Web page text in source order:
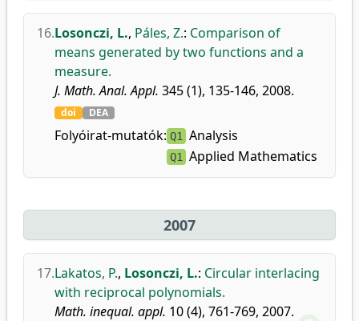
16.Losonczi, L., Páles, Z.: Comparison of
means generated by two functions and a
measure.
J. Math. Anal. Appl. 345 (1), 135-146, 2008.
doi DEA
Folyóirat-mutatók: Q1 Analysis
Q1 Applied Mathematics
2007
17.Lakatos, P., Losonczi, L.: Circular interlacing
with reciprocal polynomials.
Math. inequal. appl. 10 (4), 761-769, 2007.